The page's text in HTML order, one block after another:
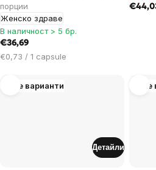
порции
Женско здраве
В наличност > 5 бр.
€36,69
Цена
€0,73 / 1 capsule
Още варианти
Детайли
Още